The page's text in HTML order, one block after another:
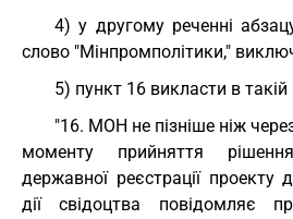
4) у другому реченні
слово "Мінпромполітики,"
5) пункт 16 викласти в такій
"16. МОН не пізніше ніж
моменту прийняття
державної реєстрації проекту
дії свідоцтва повідомляє